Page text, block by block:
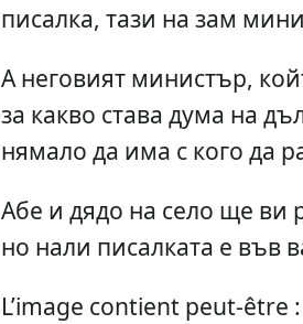
писалка, тази на зам
А неговият министър,
за какво става дума на
нямало да има с кого да
Абе и дядо на село ще ви
но нали писалката е във
L’image contient peut-être